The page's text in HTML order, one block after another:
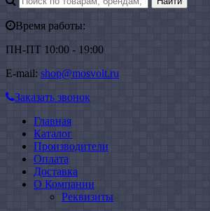
Время работы:
ПН-ПТ 10:00 - 19:00
E-mail: shop@mosvolt.ru
Заказать звонок
Главная
Каталог
Производители
Оплата
Доставка
О Компании
Реквизиты